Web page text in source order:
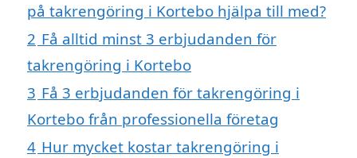
på takrengöring i Kortebo hjälpa till med?
2 Få alltid minst 3 erbjudanden för
takrengöring i Kortebo
3 Få 3 erbjudanden för takrengöring i
Kortebo från professionella företag
4 Hur mycket kostar takrengöring i